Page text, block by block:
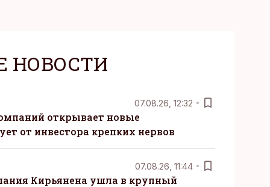
НОВОСТИ
07.08.26, 12:32
открывает новые
от инвестора крепких нервов
07.08.26, 11:44
Кирьянена ушла в крупный